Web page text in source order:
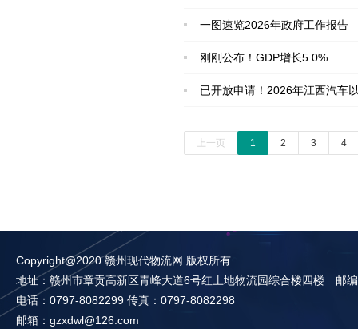
一图速览2026年政府工作报告
刚刚公布！GDP增长5.0%
已开放申请！2026年江西汽车
上一页 1 2 3 4
Copyright@2020 赣州现代物流网 版权所有
地址：赣州市章贡高新区青峰大道6号红土地物流园综合楼四楼 邮
电话：0797-8082299 传真：0797-8082298
邮箱：gzxdwl@126.com